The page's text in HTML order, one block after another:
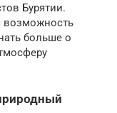
Бурятии.
возможность
больше о